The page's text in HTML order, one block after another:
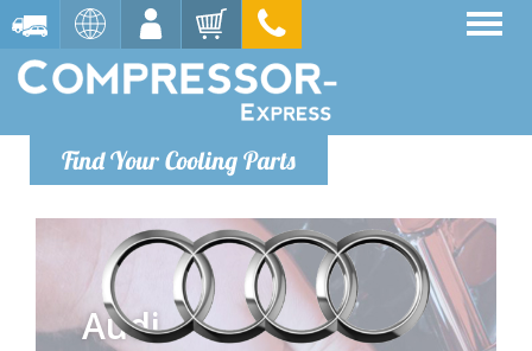
Find Your Cooling Parts
Audi